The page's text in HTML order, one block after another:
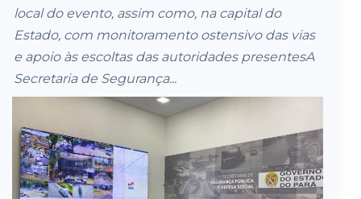
local do evento, assim como, na capital do
Estado, com monitoramento ostensivo das vias
e apoio às escoltas das autoridades presentesA
Secretaria de Segurança...